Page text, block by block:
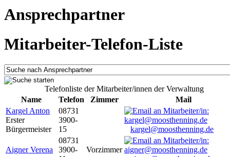
Ansprechpartner
Mitarbeiter-Telefon-Liste
Telefonliste der Mitarbeiter/innen der Verwaltung
Name
Telefon Zimmer
Mail
Kargel Anton
Erster
Bürgermeister
08731
3900-
15
kargel@moosthenning.de
Aigner Verena
08731
3900-
Vorzimmer